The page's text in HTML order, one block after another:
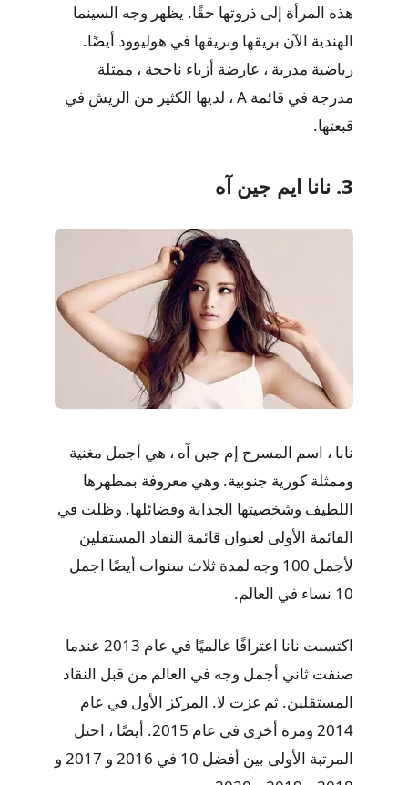
هذه المرأة إلى ذروتها حقًا. يظهر وجه السينما
الهندية الآن بريقها وبريقها في هوليوود أيضًا.
رياضية مدربة ، عارضة أزياء ناجحة ، ممثلة
مدرجة في قائمة A ، لديها الكثير من الريش في
قبعتها.
3. نانا ايم جين آه
نانا ، اسم المسرح إم جين آه ، هي أجمل مغنية
وممثلة كورية جنوبية. وهي معروفة بمظهرها
اللطيف وشخصيتها الجذابة وفضائلها. وظلت في
القائمة الأولى لعنوان قائمة النقاد المستقلين
لأجمل 100 وجه لمدة ثلاث سنوات أيضًا اجمل
10 نساء في العالم.
اكتسبت نانا اعترافًا عالميًا في عام 2013 عندما
صنفت ثاني أجمل وجه في العالم من قبل النقاد
المستقلين. ثم غزت لا. المركز الأول في عام
2014 ومرة ​​أخرى في عام 2015. أيضًا ، احتل
المرتبة الأولى بين أفضل 10 في 2016 و 2017 و